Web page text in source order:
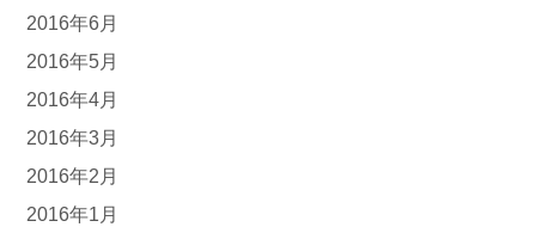
2016年6月
2016年5月
2016年4月
2016年3月
2016年2月
2016年1月